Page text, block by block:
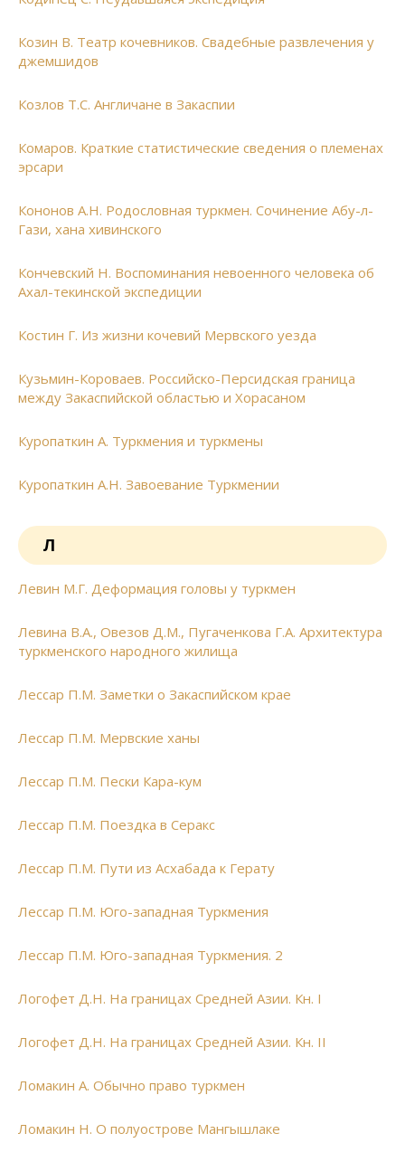
Козин В. Театр кочевников. Свадебные развлечения у
джемшидов
Козлов Т.С. Англичане в Закаспии
Комаров. Краткие статистические сведения о племенах
эрсари
Кононов А.Н. Родословная туркмен. Сочинение Абу-л-
Гази, хана хивинского
Кончевский Н. Воспоминания невоенного человека об
Ахал-текинской экспедиции
Костин Г. Из жизни кочевий Мервского уезда
Кузьмин-Короваев. Российско-Персидская граница
между Закаспийской областью и Хорасаном
Куропаткин А. Туркмения и туркмены
Куропаткин А.Н. Завоевание Туркмении
Л
Левин М.Г. Деформация головы у туркмен
Левина В.А., Овезов Д.М., Пугаченкова Г.А. Архитектура
туркменского народного жилища
Лессар П.М. Заметки о Закаспийском крае
Лессар П.М. Мервские ханы
Лессар П.М. Пески Кара-кум
Лессар П.М. Поездка в Серакс
Лессар П.М. Пути из Асхабада к Герату
Лессар П.М. Юго-западная Туркмения
Лессар П.М. Юго-западная Туркмения. 2
Логофет Д.Н. На границах Средней Азии. Кн. I
Логофет Д.Н. На границах Средней Азии. Кн. II
Ломакин А. Обычно право туркмен
Ломакин Н. О полуострове Мангышлаке